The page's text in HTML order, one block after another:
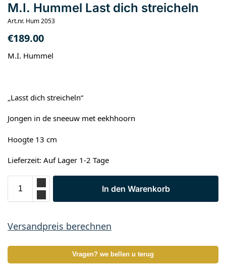
M.I. Hummel Last dich streicheln
Art.nr. Hum 2053
€189.00
M.I. Hummel
„Lasst dich streicheln“
Jongen in de sneeuw met eekhhoorn
Hoogte 13 cm
Lieferzeit: Auf Lager 1-2 Tage
In den Warenkorb
Versandpreis berechnen
Vragen? we bellen u terug